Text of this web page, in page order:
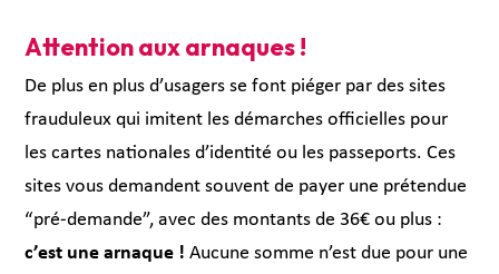
Attention aux arnaques !
De plus en plus d’usagers se font piéger par des sites
frauduleux qui imitent les démarches officielles pour
les cartes nationales d’identité ou les passeports. Ces
sites vous demandent souvent de payer une prétendue
“pré-demande”, avec des montants de 36€ ou plus :
c’est une arnaque !Aucune somme n’est due pour une